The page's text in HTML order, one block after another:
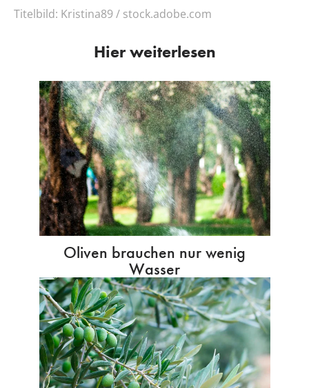
Titelbild: Kristina89 / stock.adobe.com
Hier weiterlesen
Oliven brauchen nur wenig
Wasser